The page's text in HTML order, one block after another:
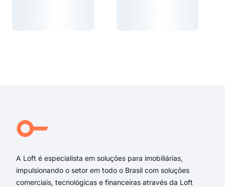
A Loft é especialista em soluções para imobiliárias,
impulsionando o setor em todo o Brasil com soluções
comerciais, tecnológicas e financeiras através da Loft